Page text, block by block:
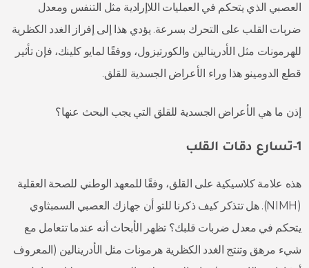
العصبي الذي يتحكم في العمليات اللاإرادية مثل التنفس ومعدل
ضربات القلب على التحرك بسرعة. يؤدي هذا إلى إفراز الغدد الكظرية
للهرمونات مثل الأدرينالين والكورتيزول، ووفقًا لمايو كلينك، فإن تأثير
قطع الدومينو هذا وراء الأعراض الجسدية للقلق.
إذن ما هي الأعراض الجسدية للقلق التي يجب البحث عنها؟
1-تسارع دقات القلب
هذه علامة كلاسيكية على القلق، وفقًا للمعهد الوطني للصحة العقلية
(NIMH). هل تتذكر كيف ذكرنا للتو أن جهازك العصبي السمبثاوي
يتحكم في معدل ضربات قلبك؟ تظهر الأبحاث أنه عندما تتعامل مع
شيء مرهق وتنتج الغدد الكظرية هرمونات مثل الأدرينالين (المعروف